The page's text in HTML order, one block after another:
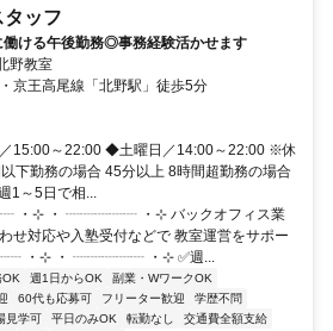
ッフ
働ける午後勤務◎事務経験活かせます
野教室
京王高尾線「北野駅」徒歩5分
15:00～22:00 ◆土曜日／14:00～22:00 ※休
下勤務の場合 45分以上 8時間超勤務の場合
1～5日で相...
・⊹ ・ ┈┈┈┈┈ ・⊹ バックオフィス業
せ対応や入塾受付などで 教室運営をサポー
・⊹ ・ ┈┈┈┈┈ ・⊹ ✅週...
OK 週1日からOK
副業・WワークOK
60代も応募可 フリーター歓迎
学歴不問
見学可 平日のみOK 転勤なし
交通費全額支給